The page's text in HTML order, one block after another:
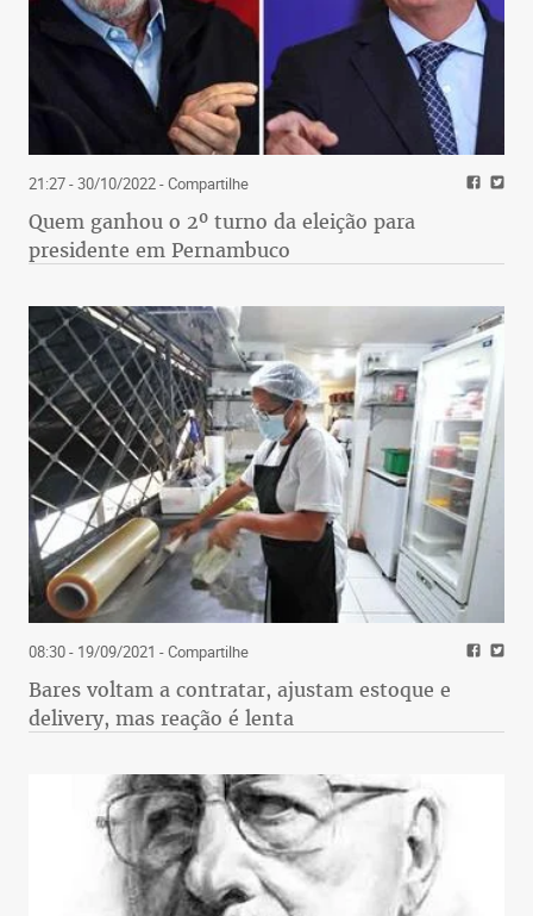
21:27 - 30/10/2022- Compartilhe
Quem ganhou o 2º turno da eleição para
presidente em Pernambuco
08:30 - 19/09/2021 - Compartilhe
Bares voltam a contratar, ajustam estoque e
delivery, mas reação é lenta